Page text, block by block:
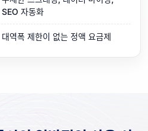
SEO 자동화
대역폭 제한이 없는 정액 요금제